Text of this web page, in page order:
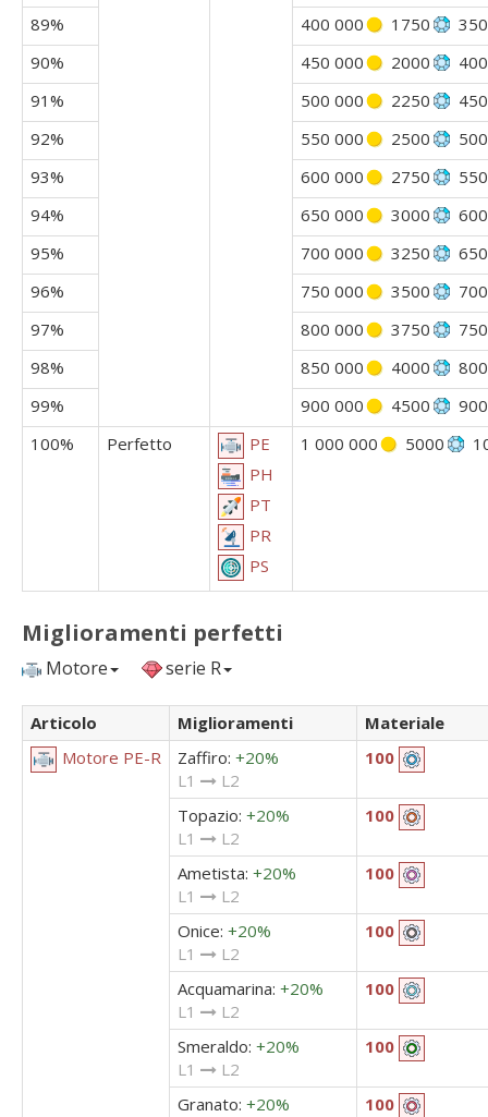
89%
400 000 1750
90%
450 000 2000
91%
500 000 2250
92%
550 000 2500
93%
600 000 2750
94%
650 000 3000
95%
700 000 3250
96%
750 000 3500
97%
800 000 3750
98%
850 000 4000
99%
900 000 4500
100%
Perfetto
PE
PH
PT
PR
PS
1 000 000 5000
Miglioramenti perfetti
Motore serie R
Articolo Miglioramenti
Materiale
Motore PE-R
Zaffiro: +20%
L1
L2
100
Topazio: +20%
L1
L2
100
Ametista: +20%
L1
L2
100
Onice: +20%
L1
L2
100
Acquamarina: +20%
L1
L2
100
Smeraldo: +20%
L1
L2
100
Granato: +20%
100